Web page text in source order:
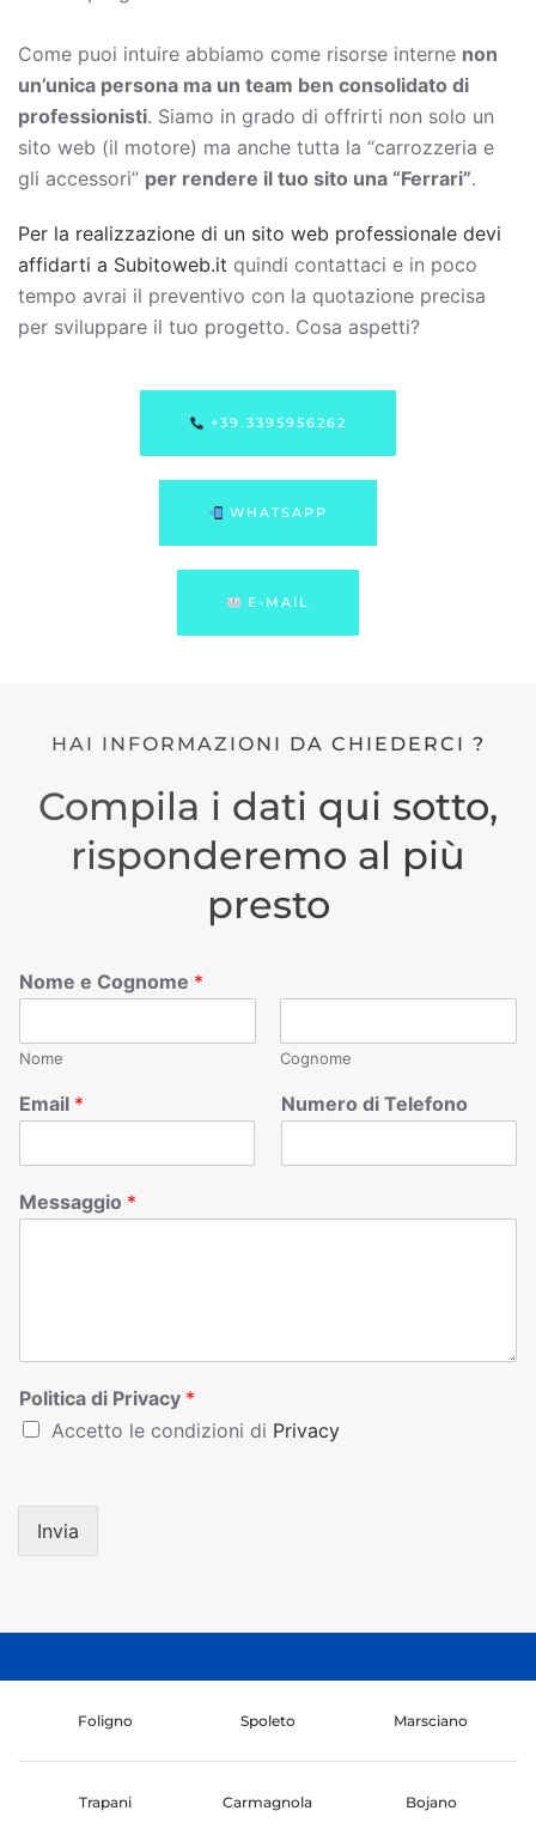
Come puoi intuire abbiamo come risorse interne non
un’unica persona ma un team ben consolidato di
professionisti. Siamo in grado di offrirti non solo un
sito web (il motore) ma anche tutta la “carrozzeria e
gli accessori” per rendere il tuo sito una “Ferrari”.
Per la realizzazione di un sito web professionale devi
affidarti a Subitoweb.it quindi contattaci e in poco
tempo avrai il preventivo con la quotazione precisa
per sviluppare il tuo progetto. Cosa aspetti?
+39.3395956262
WHATSAPP
E-MAIL
HAI INFORMAZIONI DA CHIEDERCI ?
Compila i dati qui sotto,
risponderemo al più
presto
Nome e Cognome *
Nome Cognome
Email * Numero di Telefono
Messaggio *
Politica di Privacy *
Accetto le condizioni di Privacy
Invia
Foligno Spoleto Marsciano
Trapani Carmagnola Bojano